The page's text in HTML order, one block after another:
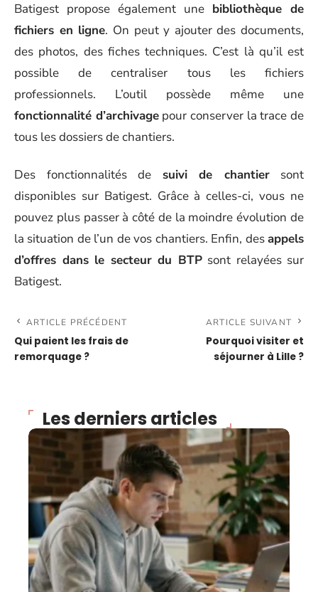
Batigest propose également une bibliothèque de
fichiers en ligne. On peut y ajouter des documents,
des photos, des fiches techniques. C’est là qu’il est
possible de centraliser tous les fichiers
professionnels. L’outil possède même une
fonctionnalité d’archivagepour conserver la trace de
tous les dossiers de chantiers.
Des fonctionnalités de suivi de chantiersont
disponibles sur Batigest. Grâce à celles-ci, vous ne
pouvez plus passer à côté de la moindre évolution de
la situation de l’un de vos chantiers. Enfin, desappels
d’offres dans le secteur du BTPsont relayées sur
Batigest.
ARTICLE PRÉCÉDENT
Qui paient les frais de
remorquage ?
ARTICLE SUIVANT
Pourquoi visiter et
séjourner à Lille ?
Les derniers articles